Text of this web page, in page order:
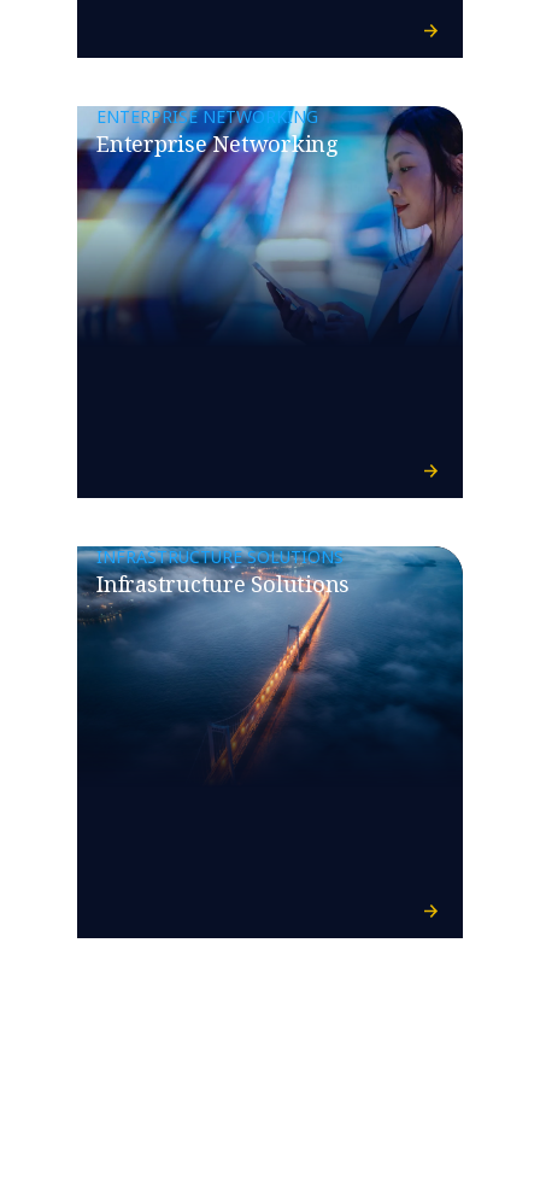
ENTERPRISE NETWORKING
Enterprise Networking
INFRASTRUCTURE SOLUTIONS
Infrastructure Solutions